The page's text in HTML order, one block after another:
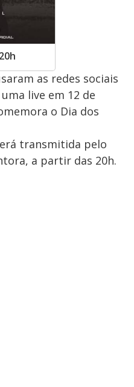
as redes sociais
live em 12 de
o Dia dos
transmitida pelo
a partir das 20h.